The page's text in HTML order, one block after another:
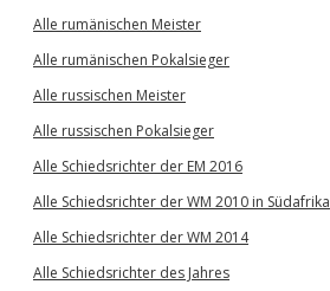
Alle rumänischen Meister
Alle rumänischen Pokalsieger
Alle russischen Meister
Alle russischen Pokalsieger
Alle Schiedsrichter der EM 2016
Alle Schiedsrichter der WM 2010 in Südafrika
Alle Schiedsrichter der WM 2014
Alle Schiedsrichter des Jahres